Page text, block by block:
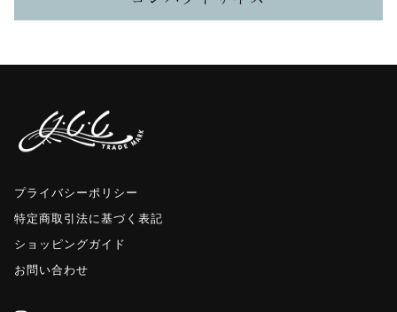
プライバシーポリシー
特定商取引法に基づく表記
ショッピングガイド
お問い合わせ